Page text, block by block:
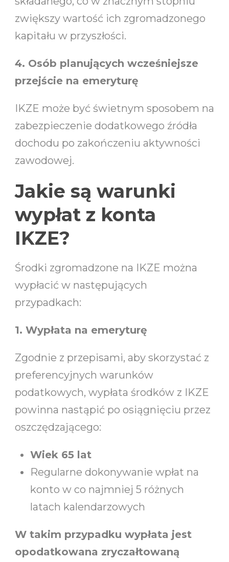
zwiększy wartość ich zgromadzonego
kapitału w przyszłości.
4. Osób planujących wcześniejsze
przejście na emeryturę
IKZE może być świetnym sposobem na
zabezpieczenie dodatkowego źródła
dochodu po zakończeniu aktywności
zawodowej.
Jakie są warunki
wypłat z konta
IKZE?
Środki zgromadzone na IKZE można
wypłacić w następujących
przypadkach:
1. Wypłata na emeryturę
Zgodnie z przepisami, aby skorzystać z
preferencyjnych warunków
podatkowych, wypłata środków z IKZE
powinna nastąpić po osiągnięciu przez
oszczędzającego:
Wiek 65 lat
Regularne dokonywanie wpłat na
konto w co najmniej 5 różnych
latach kalendarzowych
W takim przypadku wypłata jest
opodatkowana zryczałtowaną